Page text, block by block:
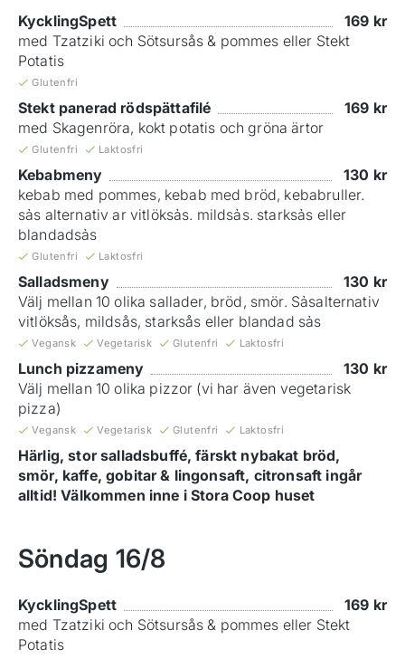
KycklingSpett 169 kr
med Tzatziki och Sötsursås & pommes eller Stekt
Potatis
Glutenfri
Stekt panerad rödspättafilé 169 kr
med Skagenröra, kokt potatis och gröna ärtor
Glutenfri Laktosfri
Kebabmeny 130 kr
kebab med pommes, kebab med bröd, kebabruller.
sảs alternativ ar vitlöksảs. mildsảs. starksảs eller
blandadsảs
Glutenfri Laktosfri
Salladsmeny 130 kr
Välj mellan 10 olika sallader, bröd, smör. Sảsalternativ
vitlöksås, mildsås, starksås eller blandad sảs
Vegansk Vegetarisk Glutenfri Laktosfri
Lunch pizzameny 130 kr
Välj mellan 10 olika pizzor (vi har även vegetarisk
pizza)
Vegansk Vegetarisk Glutenfri Laktosfri
Härlig, stor salladsbuffé, färskt nybakat bröd,
smör, kaffe, gobitar & lingonsaft, citronsaft ingår
alltid! Välkommen inne i Stora Coop huset
Söndag 16/8
KycklingSpett 169 kr
med Tzatziki och Sötsursås & pommes eller Stekt
Potatis